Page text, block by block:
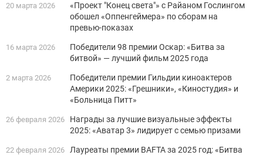
20 марта 2026
«Проект "Конец света"» с Райаном Гослингом
обошел «Оппенгеймера» по сборам на
превью-показах
16 марта 2026
Победители 98 премии Оскар: «Битва за
битвой» — лучший фильм 2025 года
2 марта 2026
Победители премии Гильдии киноактеров
Америки 2025: «Грешники», «Киностудия» и
«Больница Питт»
26 февраля 2026
Награды за лучшие визуальные эффекты
2025: «Аватар 3» лидирует с семью призами
22 февраля 2026
Лауреаты премии BAFTA за 2025 год: «Битва